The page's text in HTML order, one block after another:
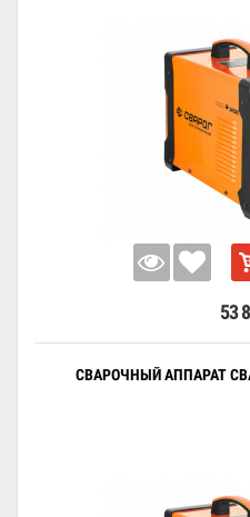
53
СВАРОЧНЫЙ АППАРАТ